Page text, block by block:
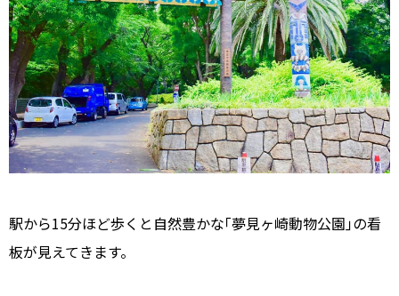
駅から15分ほど歩くと自然豊かな｢夢見ヶ崎動物公園｣の看
板が見えてきます。